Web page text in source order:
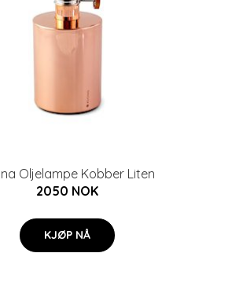
Oljelampe Kobber Liten
2050 NOK
KJØP NÅ